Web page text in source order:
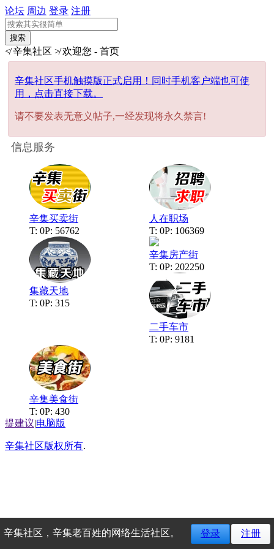
论坛 周边 登录 注册
辛集社区，辛集老百姓的网络生活社区。 登录 注册
搜索
≮ 辛集社区 ≯ 欢迎您 - 首页
辛集社区手机触摸版正式启用！同时手机客户端也可使
用，点击直接下载。
请不要发表无意义帖子,一经发现将永久禁言!
信息服务
辛集买卖街
T: 0P: 56762
人在职场
T: 0P: 106369
集藏天地
T: 0P: 315
辛集房产街
T: 0P: 202250
二手车市
T: 0P: 9181
辛集美食街
T: 0P: 430
提建议|电脑版
辛集社区版权所有.